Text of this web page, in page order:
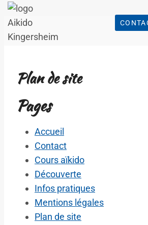
Aller
au
contenu
Plan de site
Pages
Accueil
Contact
Cours aïkido
Découverte
Infos pratiques
Mentions légales
Plan de site